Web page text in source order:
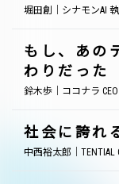
堀田創｜シナモンAI
もし、あの
わりだった
鈴木歩｜ココナラ CEO
社会に誇れ
中西裕太郎｜TENTIAL